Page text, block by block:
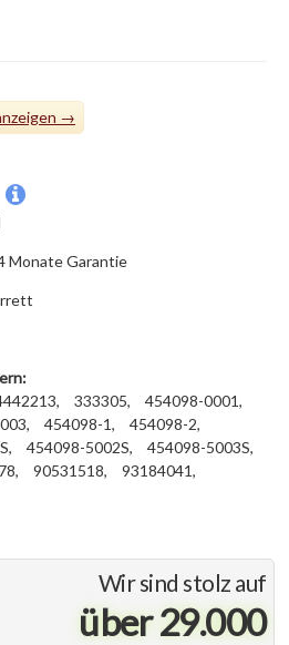
Wir sind stolz auf
über 29.000
Monate Garantie
333305,
454098-0001,
454098-1,
454098-2,
454098-5002S,
454098-5003S,
90531518,
93184041,